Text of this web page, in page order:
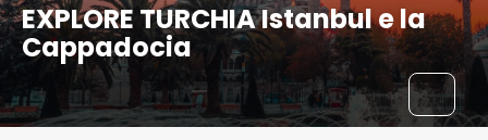
EXPLORE TURCHIA Istanbul e la
Cappadocia